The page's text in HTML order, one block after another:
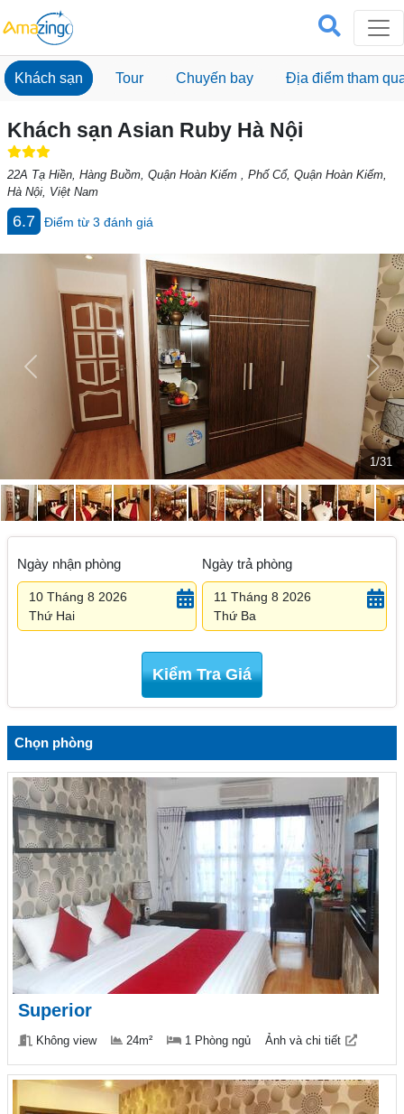
Khách sạn Tour Chuyến bay Địa điểm tham
Khách sạn Asian Ruby Hà Nội
22A Tạ Hiền, Hàng Buồm, Quận Hoàn Kiếm , Phố Cổ, Quận Hoàn Kiếm,
Hà Nội, Việt Nam
6.7 Điểm từ 3 đánh giá
1/31
Previous Next
Ngày nhận phòng
10 Tháng 8 2026
Thứ Hai
Ngày trả phòng
11 Tháng 8 2026
Thứ Ba
Kiểm Tra Giá
Chọn phòng
Superior
Không view 24m² 1 Phòng ngủ Ảnh và chi tiết